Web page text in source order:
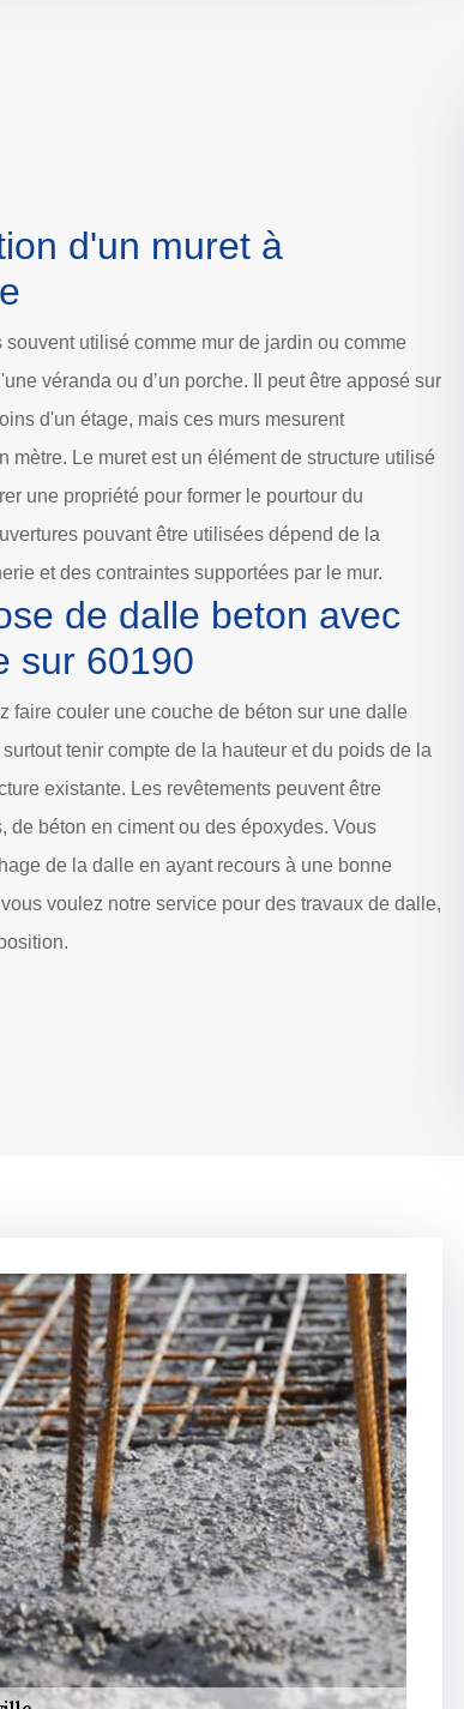
d'un muret à
souvent utilisé comme mur de jardin ou comme
véranda ou d’un porche. Il peut être apposé sur
d'un étage, mais ces murs mesurent
mètre. Le muret est un élément de structure utilisé
une propriété pour former le pourtour du
pouvant être utilisées dépend de la
et des contraintes supportées par le mur.
de dalle beton avec
sur 60190
faire couler une couche de béton sur une dalle
tenir compte de la hauteur et du poids de la
existante. Les revêtements peuvent être
de béton en ciment ou des époxydes. Vous
de la dalle en ayant recours à une bonne
voulez notre service pour des travaux de dalle,